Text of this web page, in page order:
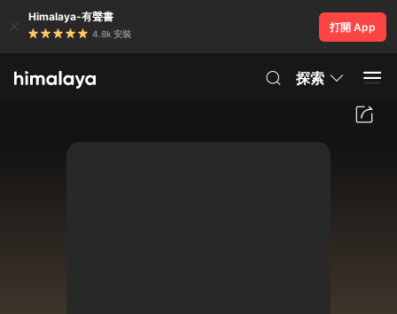
Himalaya-有聲書
4.8k 安裝
打開 App
探索